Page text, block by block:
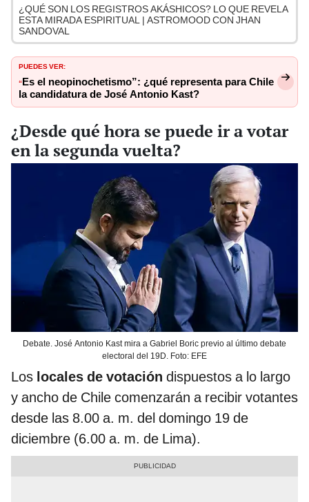
¿QUÉ SON LOS REGISTROS AKÁSHICOS? LO QUE REVELA
ESTA MIRADA ESPIRITUAL | ASTROMOOD CON JHAN
SANDOVAL
PUEDES VER:
“Es el neopinochetismo”: ¿qué representa para Chile
la candidatura de José Antonio Kast?
¿Desde qué hora se puede ir a votar
en la segunda vuelta?
Debate. José Antonio Kast mira a Gabriel Boric previo al último debate
electoral del 19D. Foto: EFE
Los locales de votación dispuestos a lo largo
y ancho de Chile comenzarán a recibir votantes
desde las 8.00 a. m. del domingo 19 de
diciembre (6.00 a. m. de Lima).